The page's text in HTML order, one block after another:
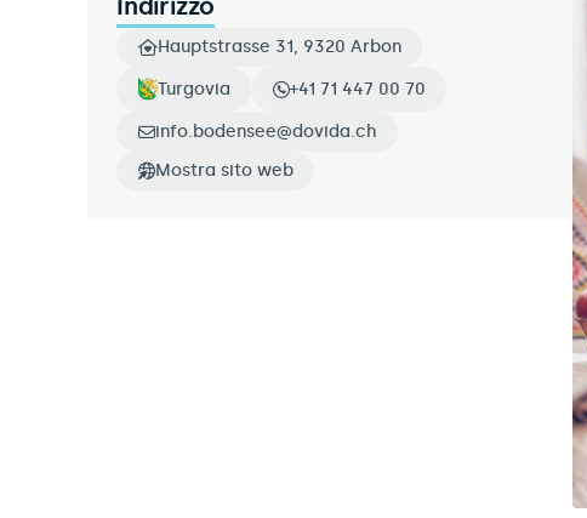
Indirizzo
Hauptstrasse 31, 9320 Arbon
Turgovia +41 71 447 00 70
info.bodensee@dovida.ch
Mostra sito web